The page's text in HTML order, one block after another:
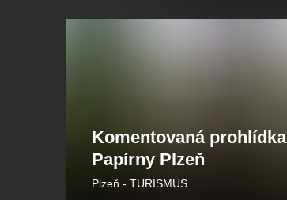
Komentovaná prohlídka
Papírny Plzeň
Plzeň - TURISMUS